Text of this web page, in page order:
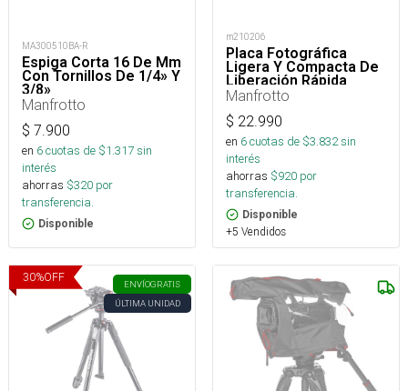
MA300510BA-R
Espiga Corta 16 De Mm
Con Tornillos De 1/4» Y
3/8»
Manfrotto
$ 7.900
en 6cuotas de $1.317sin
interés
ahorras $320 por
transferencia.
Disponible
m210206
Placa Fotográfica
Ligera Y Compacta De
Liberación Rápida
Manfrotto
$ 22.990
en 6cuotas de $3.832sin
interés
ahorras $920 por
transferencia.
Disponible
+5 Vendidos
30%OFF
ENVÍOGRATIS
ÚLTIMA UNIDAD